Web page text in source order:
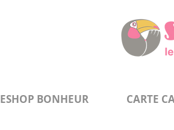
ESHOP BONHEUR CARTE